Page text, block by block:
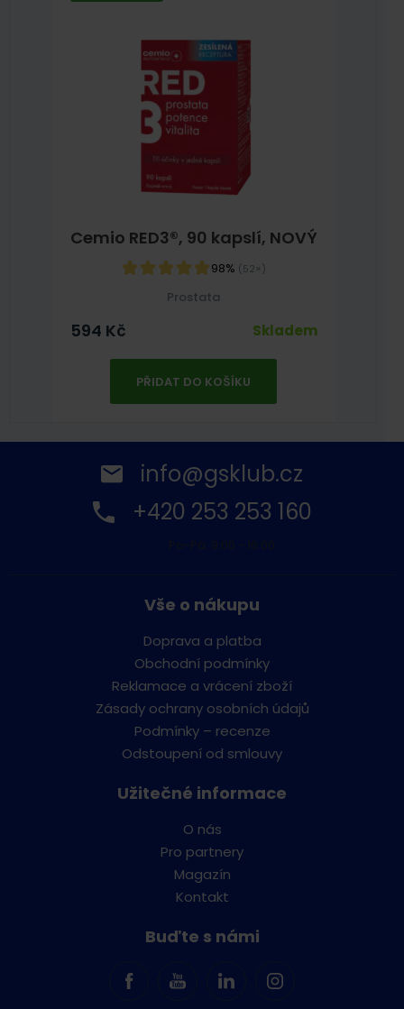
Cemio RED3®, 90 kapslí, NOVÝ
98% (52×)
Prostata
594 Kč Skladem
PŘIDAT DO KOŠÍKU
info@gsklub.cz
+420 253 253 160
Vše o nákupu
Doprava a platba
Obchodní podmínky
Reklamace a vrácení zboží
Zásady ochrany osobních údajů
Podmínky – recenze
Odstoupení od smlouvy
Užitečné informace
O nás
Pro partnery
Magazín
Kontakt
Buďte s námi